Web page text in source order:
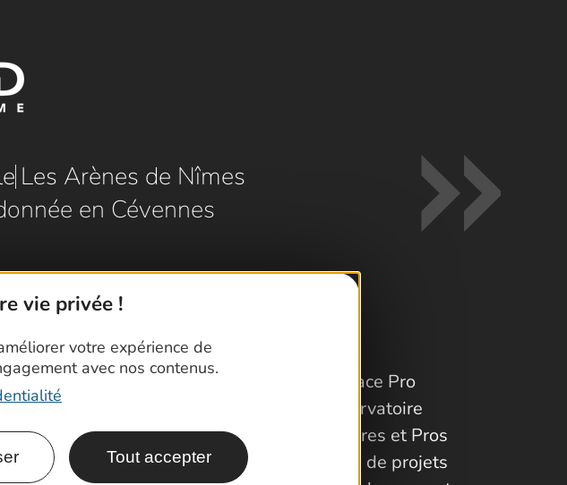
vie privée !
votre expérience de
avec nos contenus.
Tout accepter
Les Arènes de Nîmes
en Cévennes
Espace Pro
Observatoire
Partenaires et Pros
Porteurs de projets